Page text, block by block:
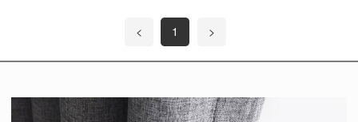
< 1 >